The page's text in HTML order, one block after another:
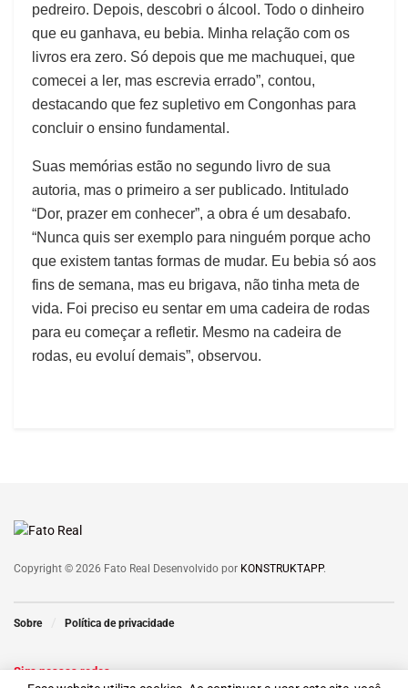
pedreiro. Depois, descobri o álcool. Todo o dinheiro
que eu ganhava, eu bebia. Minha relação com os
livros era zero. Só depois que me machuquei, que
comecei a ler, mas escrevia errado”, contou,
destacando que fez supletivo em Congonhas para
concluir o ensino fundamental.
Suas memórias estão no segundo livro de sua
autoria, mas o primeiro a ser publicado. Intitulado
“Dor, prazer em conhecer”, a obra é um desabafo.
“Nunca quis ser exemplo para ninguém porque acho
que existem tantas formas de mudar. Eu bebia só aos
fins de semana, mas eu brigava, não tinha meta de
vida. Foi preciso eu sentar em uma cadeira de rodas
para eu começar a refletir. Mesmo na cadeira de
rodas, eu evoluí demais”, observou.
Copyright © 2026 Fato Real Desenvolvido por KONSTRUKTAPP.
Sobre Política de privacidade
Siga nossas redes